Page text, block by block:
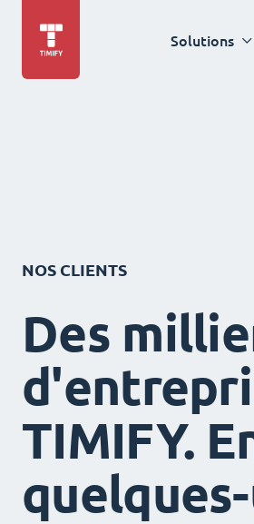
Solutions
NOS CLIENTS
Des
TIMIFY.